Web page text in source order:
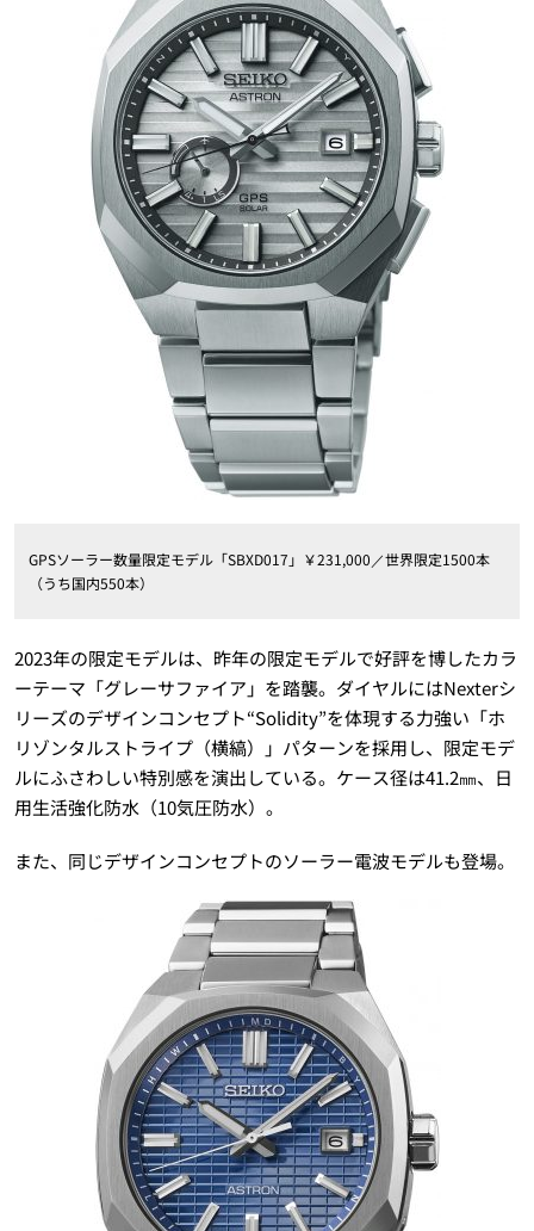
GPSソーラー数量限定モデル「SBXD017」￥231,000／世界限定1500本
（うち国内550本）
2023年の限定モデルは、昨年の限定モデルで好評を博したカラ
ーテーマ「グレーサファイア」を踏襲。ダイヤルにはNexterシ
リーズのデザインコンセプト“Solidity”を体現する力強い「ホ
リゾンタルストライプ（横縞）」パターンを採用し、限定モデ
ルにふさわしい特別感を演出している。ケース径は41.2㎜、日
用生活強化防水（10気圧防水）。
また、同じデザインコンセプトのソーラー電波モデルも登場。